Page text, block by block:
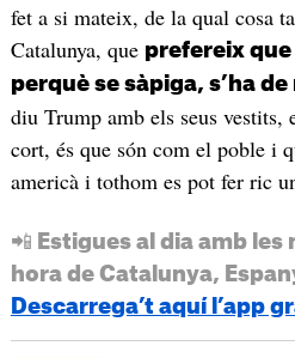
fet a si mateix, de la qual cosa
Catalunya, que prefereix que
perquè se sàpiga, s’ha
diu Trump amb els seus vestits,
cort, és que són com el poble i
americà i tothom es pot fer ric
📲 Estigues al dia amb
hora de Catalunya,
Descarrega’t aquí l’app